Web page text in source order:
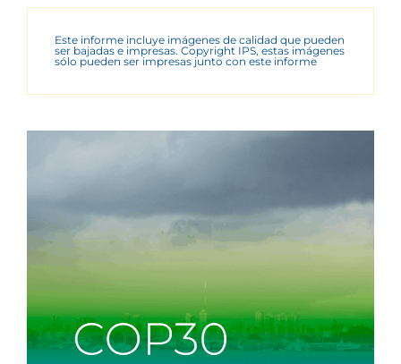
Este informe incluye imágenes de calidad que pueden
ser bajadas e impresas. Copyright IPS, estas imágenes
sólo pueden ser impresas junto con este informe